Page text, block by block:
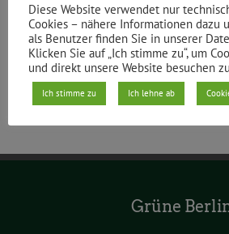
Grüne
Diese Website verwendet nur
Cookies – nähere Informationen dazu
als Benutzer finden Sie in unserer
Klicken Sie auf „Ich stimme zu“, um
und direkt unsere Website besuchen
Ich stimme zu Ich lehne ab